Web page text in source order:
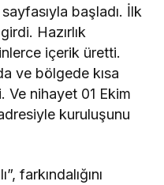
başladı. İlk
Hazırlık
içerik üretti.
ve bölgede kısa
Ve nihayet 01 Ekim
kuruluşunu
farkındalığını